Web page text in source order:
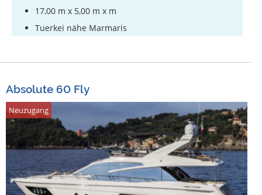
17,00 m x 5,00 m x m
Tuerkei nähe Marmaris
Absolute 60 Fly
Neuzugang